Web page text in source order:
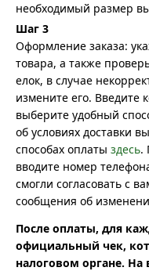
необходимый размер
Шаг 3
Оформление заказа:
товара, а также
елок, в случае
измените его.
выберите удобный
об условиях доставки
способах оплаты здесь.
вводите номер
смогли согласовать с
сообщения об
После оплаты, для
официальный чек,
налоговом органе. На